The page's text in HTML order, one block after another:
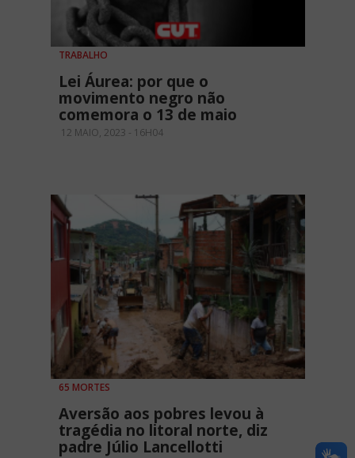
TRABALHO
Lei Áurea: por que o
movimento negro não
comemora o 13 de maio
12 MAIO, 2023 - 16H04
65 MORTES
Aversão aos pobres levou à
tragédia no litoral norte, diz
padre Júlio Lancellotti